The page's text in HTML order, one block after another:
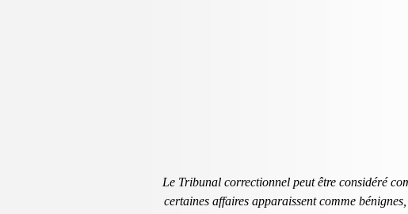
Le Tribunal correctionnel peut être considéré
certaines affaires apparaissent comme